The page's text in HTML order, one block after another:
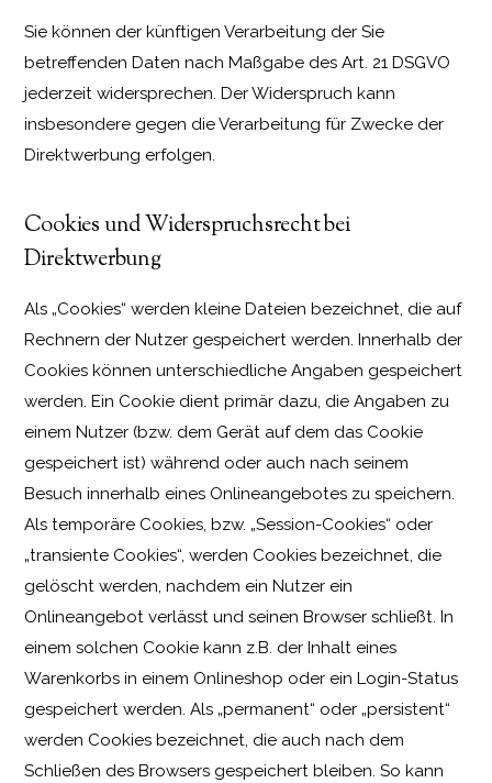
Sie können der künftigen Verarbeitung der Sie
betreffenden Daten nach Maßgabe des Art. 21 DSGVO
jederzeit widersprechen. Der Widerspruch kann
insbesondere gegen die Verarbeitung für Zwecke der
Direktwerbung erfolgen.
Cookies und Widerspruchsrecht bei
Direktwerbung
Als „Cookies“ werden kleine Dateien bezeichnet, die auf
Rechnern der Nutzer gespeichert werden. Innerhalb der
Cookies können unterschiedliche Angaben gespeichert
werden. Ein Cookie dient primär dazu, die Angaben zu
einem Nutzer (bzw. dem Gerät auf dem das Cookie
gespeichert ist) während oder auch nach seinem
Besuch innerhalb eines Onlineangebotes zu speichern.
Als temporäre Cookies, bzw. „Session-Cookies“ oder
„transiente Cookies“, werden Cookies bezeichnet, die
gelöscht werden, nachdem ein Nutzer ein
Onlineangebot verlässt und seinen Browser schließt. In
einem solchen Cookie kann z.B. der Inhalt eines
Warenkorbs in einem Onlineshop oder ein Login-Status
gespeichert werden. Als „permanent“ oder „persistent“
werden Cookies bezeichnet, die auch nach dem
Schließen des Browsers gespeichert bleiben. So kann